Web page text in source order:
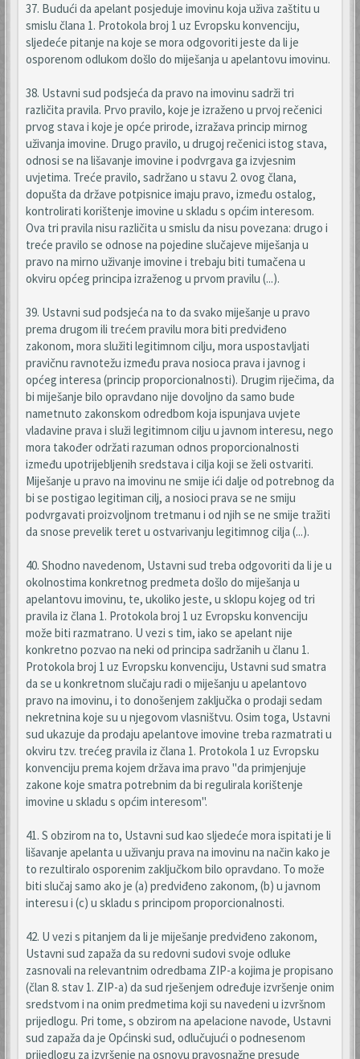
37. Budući da apelant posjeduje imovinu koja uživa zaštitu u
smislu člana 1. Protokola broj 1 uz Evropsku konvenciju,
sljedeće pitanje na koje se mora odgovoriti jeste da li je
osporenom odlukom došlo do miješanja u apelantovu imovinu.
38. Ustavni sud podsjeća da pravo na imovinu sadrži tri
različita pravila. Prvo pravilo, koje je izraženo u prvoj rečenici
prvog stava i koje je opće prirode, izražava princip mirnog
uživanja imovine. Drugo pravilo, u drugoj rečenici istog stava,
odnosi se na lišavanje imovine i podvrgava ga izvjesnim
uvjetima. Treće pravilo, sadržano u stavu 2. ovog člana,
dopušta da države potpisnice imaju pravo, između ostalog,
kontrolirati korištenje imovine u skladu s općim interesom.
Ova tri pravila nisu različita u smislu da nisu povezana: drugo i
treće pravilo se odnose na pojedine slučajeve miješanja u
pravo na mirno uživanje imovine i trebaju biti tumačena u
okviru općeg principa izraženog u prvom pravilu (...).
39. Ustavni sud podsjeća na to da svako miješanje u pravo
prema drugom ili trećem pravilu mora biti predviđeno
zakonom, mora služiti legitimnom cilju, mora uspostavljati
pravičnu ravnotežu između prava nosioca prava i javnog i
općeg interesa (princip proporcionalnosti). Drugim riječima, da
bi miješanje bilo opravdano nije dovoljno da samo bude
nametnuto zakonskom odredbom koja ispunjava uvjete
vladavine prava i služi legitimnom cilju u javnom interesu, nego
mora također održati razuman odnos proporcionalnosti
između upotrijebljenih sredstava i cilja koji se želi ostvariti.
Miješanje u pravo na imovinu ne smije ići dalje od potrebnog da
bi se postigao legitiman cilj, a nosioci prava se ne smiju
podvrgavati proizvoljnom tretmanu i od njih se ne smije tražiti
da snose prevelik teret u ostvarivanju legitimnog cilja (...).
40. Shodno navedenom, Ustavni sud treba odgovoriti da li je u
okolnostima konkretnog predmeta došlo do miješanja u
apelantovu imovinu, te, ukoliko jeste, u sklopu kojeg od tri
pravila iz člana 1. Protokola broj 1 uz Evropsku konvenciju
može biti razmatrano. U vezi s tim, iako se apelant nije
konkretno pozvao na neki od principa sadržanih u članu 1.
Protokola broj 1 uz Evropsku konvenciju, Ustavni sud smatra
da se u konkretnom slučaju radi o miješanju u apelantovo
pravo na imovinu, i to donošenjem zaključka o prodaji sedam
nekretnina koje su u njegovom vlasništvu. Osim toga, Ustavni
sud ukazuje da prodaju apelantove imovine treba razmatrati u
okviru tzv. trećeg pravila iz člana 1. Protokola 1 uz Evropsku
konvenciju prema kojem država ima pravo "da primjenjuje
zakone koje smatra potrebnim da bi regulirala korištenje
imovine u skladu s općim interesom".
41. S obzirom na to, Ustavni sud kao sljedeće mora ispitati je li
lišavanje apelanta u uživanju prava na imovinu na način kako je
to rezultiralo osporenim zaključkom bilo opravdano. To može
biti slučaj samo ako je (a) predviđeno zakonom, (b) u javnom
interesu i (c) u skladu s principom proporcionalnosti.
42. U vezi s pitanjem da li je miješanje predviđeno zakonom,
Ustavni sud zapaža da su redovni sudovi svoje odluke
zasnovali na relevantnim odredbama ZIP-a kojima je propisano
(član 8. stav 1. ZIP-a) da sud rješenjem određuje izvršenje onim
sredstvom i na onim predmetima koji su navedeni u izvršnom
prijedlogu. Pri tome, s obzirom na apelacione navode, Ustavni
sud zapaža da je Općinski sud, odlučujući o podnesenom
prijedlogu za izvršenje na osnovu pravosnažne presude